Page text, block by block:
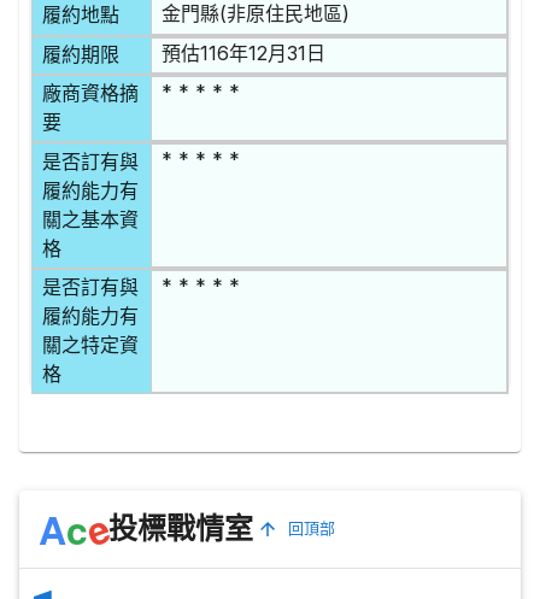
履約地點
金門縣(非原住民地區)
履約期限 預估116年12月31日
廠商資格摘
要
* * * * *
是否訂有與
履約能力有
關之基本資
格
* * * * *
是否訂有與
履約能力有
關之特定資
格
* * * * *
Ace投標戰情室 回頂部